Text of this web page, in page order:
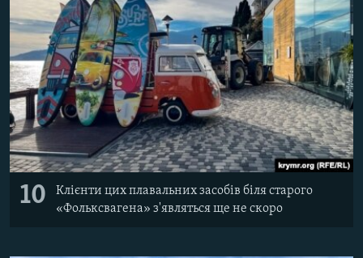
10
Клієнти цих плавальних засобів біля старого
«Фольксвагена» з'являться ще не скоро